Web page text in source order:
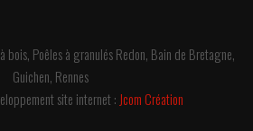
Poêles à granulés Redon, Bain de Bretagne,
Guichen, Rennes
site internet : Jcom Création